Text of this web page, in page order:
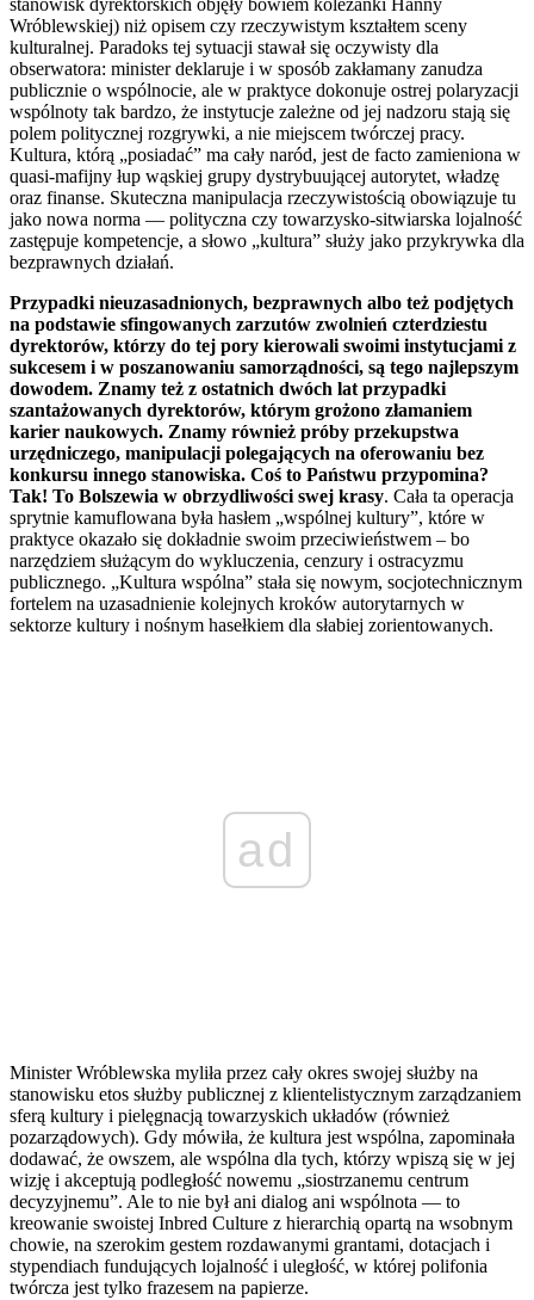
stanowisk dyrektorskich objęły bowiem koleżanki Hanny
Wróblewskiej) niż opisem czy rzeczywistym kształtem sceny
kulturalnej. Paradoks tej sytuacji stawał się oczywisty dla
obserwatora: minister deklaruje i w sposób zakłamany zanudza
publicznie o wspólnocie, ale w praktyce dokonuje ostrej polaryzacji
wspólnoty tak bardzo, że instytucje zależne od jej nadzoru stają się
polem politycznej rozgrywki, a nie miejscem twórczej pracy.
Kultura, którą „posiadać” ma cały naród, jest de facto zamieniona w
quasi-mafijny łup wąskiej grupy dystrybuującej autorytet, władzę
oraz finanse. Skuteczna manipulacja rzeczywistością obowiązuje tu
jako nowa norma — polityczna czy towarzysko-sitwiarska lojalność
zastępuje kompetencje, a słowo „kultura” służy jako przykrywka dla
bezprawnych działań.
Przypadki nieuzasadnionych, bezprawnych albo też podjętych
na podstawie sfingowanych zarzutów zwolnień czterdziestu
dyrektorów, którzy do tej pory kierowali swoimi instytucjami z
sukcesem i w poszanowaniu samorządności, są tego najlepszym
dowodem. Znamy też z ostatnich dwóch lat przypadki
szantażowanych dyrektorów, którym grożono złamaniem
karier naukowych. Znamy również próby przekupstwa
urzędniczego, manipulacji polegających na oferowaniu bez
konkursu innego stanowiska. Coś to Państwu przypomina?
Tak! To Bolszewia w obrzydliwości swej krasy. Cała ta operacja
sprytnie kamuflowana była hasłem „wspólnej kultury”, które w
praktyce okazało się dokładnie swoim przeciwieństwem – bo
narzędziem służącym do wykluczenia, cenzury i ostracyzmu
publicznego. „Kultura wspólna” stała się nowym, socjotechnicznym
fortelem na uzasadnienie kolejnych kroków autorytarnych w
sektorze kultury i nośnym hasełkiem dla słabiej zorientowanych.
ad
Minister Wróblewska myliła przez cały okres swojej służby na
stanowisku etos służby publicznej z klientelistycznym zarządzaniem
sferą kultury i pielęgnacją towarzyskich układów (również
pozarządowych). Gdy mówiła, że kultura jest wspólna, zapominała
dodawać, że owszem, ale wspólna dla tych, którzy wpiszą się w jej
wizję i akceptują podległość nowemu „siostrzanemu centrum
decyzyjnemu”. Ale to nie był ani dialog ani wspólnota — to
kreowanie swoistej Inbred Culture z hierarchią opartą na wsobnym
chowie, na szerokim gestem rozdawanymi grantami, dotacjach i
stypendiach fundujących lojalność i uległość, w której polifonia
twórcza jest tylko frazesem na papierze.